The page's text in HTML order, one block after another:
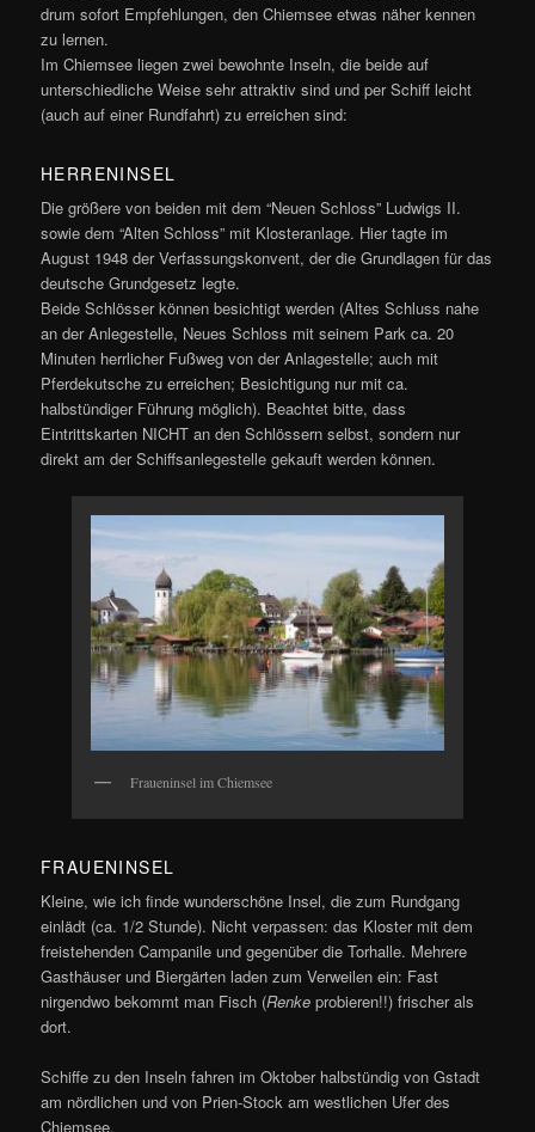
drum sofort Empfehlungen, den Chiemsee etwas näher kennen
zu lernen.
Im Chiemsee liegen zwei bewohnte Inseln, die beide auf
unterschiedliche Weise sehr attraktiv sind und per Schiff leicht
(auch auf einer Rundfahrt) zu erreichen sind:
HERRENINSEL
Die größere von beiden mit dem “Neuen Schloss” Ludwigs II.
sowie dem “Alten Schloss” mit Klosteranlage. Hier tagte im
August 1948 der Verfassungskonvent, der die Grundlagen für das
deutsche Grundgesetz legte.
Beide Schlösser können besichtigt werden (Altes Schluss nahe
an der Anlegestelle, Neues Schloss mit seinem Park ca. 20
Minuten herrlicher Fußweg von der Anlagestelle; auch mit
Pferdekutsche zu erreichen; Besichtigung nur mit ca.
halbstündiger Führung möglich). Beachtet bitte, dass
Eintrittskarten NICHT an den Schlössern selbst, sondern nur
direkt am der Schiffsanlegestelle gekauft werden können.
Fraueninsel im Chiemsee
FRAUENINSEL
Kleine, wie ich finde wunderschöne Insel, die zum Rundgang
einlädt (ca. 1/2 Stunde). Nicht verpassen: das Kloster mit dem
freistehenden Campanile und gegenüber die Torhalle. Mehrere
Gasthäuser und Biergärten laden zum Verweilen ein: Fast
nirgendwo bekommt man Fisch (Renke probieren!!) frischer als
dort.
Schiffe zu den Inseln fahren im Oktober halbstündig von Gstadt
am nördlichen und von Prien-Stock am westlichen Ufer des
Chiemsee.